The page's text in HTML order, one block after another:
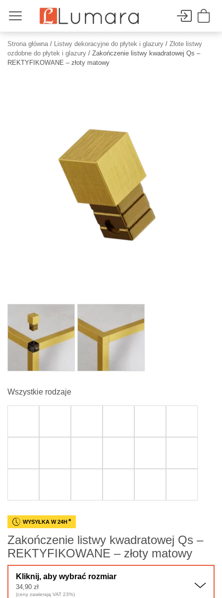
Strona główna/ Listwy dekoracyjne do płytek i glazury / Złote listwy
ozdobne do płytek i glazury / Zakończenie listwy kwadratowej Qs –
REKTYFIKOWANE – złoty matowy
Wszystkie rodzaje
WYSYŁKA W 24H*
Zakończenie listwy kwadratowej Qs –
REKTYFIKOWANE – złoty matowy
Kliknij, aby wybrać rozmiar
34,90 zł
(ceny zawierają VAT 23%)